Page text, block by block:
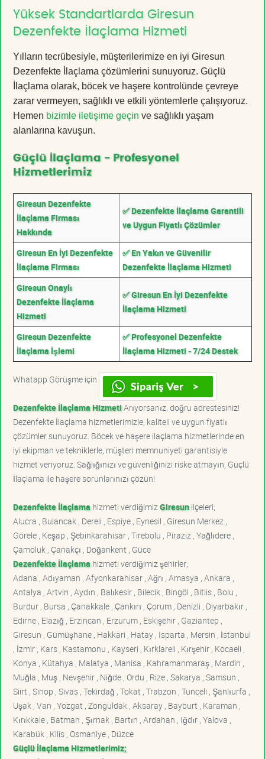
Yüksek Standartlarda Giresun
Dezenfekte İlaçlama Hizmeti
Yılların tecrübesiyle, müşterilerimize en iyi Giresun
Dezenfekte İlaçlama çözümlerini sunuyoruz. Güçlü
İlaçlama olarak, böcek ve haşere kontrolünde çevreye
zarar vermeyen, sağlıklı ve etkili yöntemlerle çalışıyoruz.
Hemen bizimle iletişime geçin ve sağlıklı yaşam
alanlarına kavuşun.
Güçlü İlaçlama - Profesyonel
Hizmetlerimiz
Giresun Dezenfekte
İlaçlama Firması
Hakkında
✅ Dezenfekte İlaçlama Garantili
ve Uygun Fiyatlı Çözümler
Giresun En İyi Dezenfekte
İlaçlama Firması
✅ En Yakın ve Güvenilir
Dezenfekte İlaçlama Hizmeti
Giresun Onaylı
Dezenfekte İlaçlama
Hizmeti
✅ Giresun En İyi Dezenfekte
İlaçlama Hizmeti
Giresun Dezenfekte
İlaçlama İşlemi
✅ Profesyonel Dezenfekte
İlaçlama Hizmeti - 7/24 Destek
Whatapp Görüşme için
Dezenfekte İlaçlama HizmetiArıyorsanız, doğru adrestesiniz!
Dezenfekte İlaçlama hizmetlerimizle, kaliteli ve uygun fiyatlı
çözümler sunuyoruz. Böcek ve haşere ilaçlama hizmetlerinde en
iyi ekipman ve tekniklerle, müşteri memnuniyeti garantisiyle
hizmet veriyoruz. Sağlığınızı ve güvenliğinizi riske atmayın, Güçlü
İlaçlama ile haşere sorunlarınızı çözün!
Dezenfekte İlaçlama hizmeti verdiğimiz Giresunilçeleri;
Alucra , Bulancak , Dereli , Espiye , Eynesil , Giresun Merkez ,
Görele , Keşap , Şebinkarahisar , Tirebolu , Piraziz , Yağlıdere ,
Çamoluk , Çanakçı , Doğankent , Güce
Dezenfekte İlaçlama hizmeti verdiğimiz şehirler;
Adana , Adıyaman , Afyonkarahisar , Ağrı , Amasya , Ankara ,
Antalya , Artvin , Aydın , Balıkesir , Bilecik , Bingöl , Bitlis , Bolu ,
Burdur , Bursa , Çanakkale , Çankırı , Çorum , Denizli , Diyarbakır ,
Edirne , Elazığ , Erzincan , Erzurum , Eskişehir , Gaziantep ,
Giresun , Gümüşhane , Hakkari , Hatay , Isparta , Mersin , İstanbul
, İzmir , Kars , Kastamonu , Kayseri , Kırklareli , Kırşehir , Kocaeli ,
Konya , Kütahya , Malatya , Manisa , Kahramanmaraş , Mardin ,
Muğla , Muş , Nevşehir , Niğde , Ordu , Rize , Sakarya , Samsun ,
Siirt , Sinop , Sivas , Tekirdağ , Tokat , Trabzon , Tunceli , Şanlıurfa ,
Uşak , Van , Yozgat , Zonguldak , Aksaray , Bayburt , Karaman ,
Kırıkkale , Batman , Şırnak , Bartın , Ardahan , Iğdır , Yalova ,
Karabük , Kilis , Osmaniye , Düzce
Güçlü İlaçlama Hizmetlerimiz;